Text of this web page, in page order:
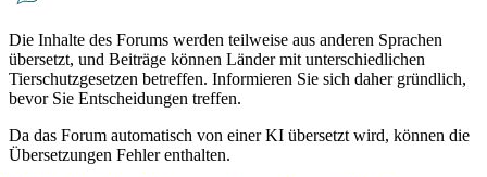
Die Inhalte des Forums werden teilweise aus anderen Sprachen
übersetzt, und Beiträge können Länder mit unterschiedlichen
Tierschutzgesetzen betreffen. Informieren Sie sich daher gründlich,
bevor Sie Entscheidungen treffen.
Da das Forum automatisch von einer KI übersetzt wird, können die
Übersetzungen Fehler enthalten.